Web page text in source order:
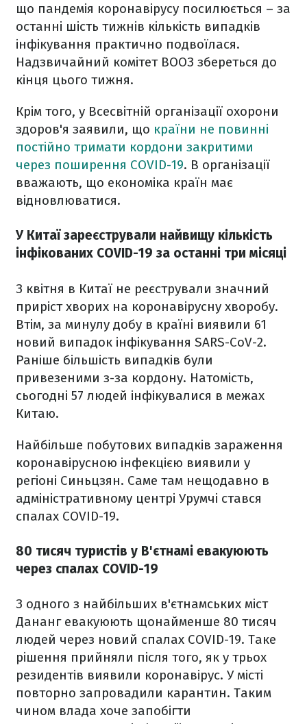
що пандемія коронавірусу посилюється – за
останні шість тижнів кількість випадків
інфікування практично подвоїлася.
Надзвичайний комітет ВООЗ збереться до
кінця цього тижня.
Крім того, у Всесвітній організації охорони
здоров'я заявили, що країни не повинні
постійно тримати кордони закритими
через поширення COVID-19. В організації
вважають, що економіка країн має
відновлюватися.
У Китаї зареєстрували найвищу кількість
інфікованих COVID-19 за останні три місяці
З квітня в Китаї не реєстрували значний
приріст хворих на коронавірусну хворобу.
Втім, за минулу добу в країні виявили 61
новий випадок інфікування SARS-CoV-2.
Раніше більшість випадків були
привезеними з-за кордону. Натомість,
сьогодні 57 людей інфікувалися в межах
Китаю.
Найбільше побутових випадків зараження
коронавірусною інфекцією виявили у
регіоні Синьцзян. Саме там нещодавно в
адміністративному центрі Урумчі стався
спалах COVID-19.
80 тисяч туристів у В'єтнамі евакуюють
через спалах COVID-19
З одного з найбільших в'єтнамських міст
Дананг евакуюють щонайменше 80 тисяч
людей через новий спалах COVID-19. Таке
рішення прийняли після того, як у трьох
резидентів виявили коронавірус. У місті
повторно запровадили карантин. Таким
чином влада хоче запобігти